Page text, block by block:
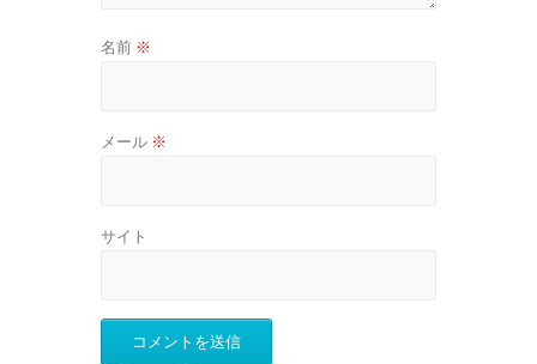
名前 ※
メール ※
サイト